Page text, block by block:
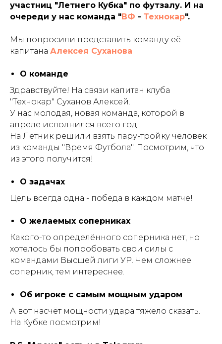
участниц "Летнего Кубка" по футзалу. И на
очереди у нас команда "ВФ - Технокар".
Мы попросили представить команду её
капитана Алексея Суханова
О команде
Здравствуйте! На связи капитан клуба
"Технокар" Суханов Алексей.
У нас молодая, новая команда, которой в
апреле исполнился всего год.
На Летник решили взять пару-тройку человек
из команды "Время Футбола". Посмотрим, что
из этого получится!
О задачах
Цель всегда одна - победа в каждом матче!
О желаемых соперниках
Какого-то определённого соперника нет, но
хотелось бы попробовать свои силы с
командами Высшей лиги УР. Чем сложнее
соперник, тем интереснее.
Об игроке с самым мощным ударом
А вот насчёт мощности удара тяжело сказать.
На Кубке посмотрим!